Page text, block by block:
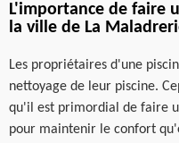
L'importance de faire
la ville de La
Les propriétaires d'une
nettoyage de leur piscine.
qu'il est primordial de faire
pour maintenir le confort